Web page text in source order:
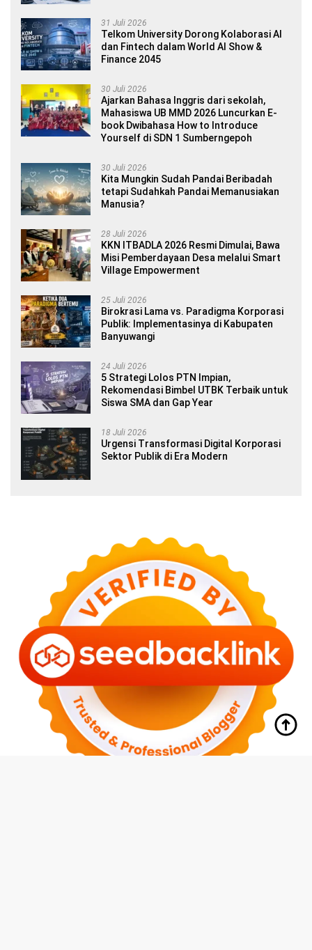
31 Juli 2026
Telkom University Dorong Kolaborasi AI
dan Fintech dalam World AI Show &
Finance 2045
30 Juli 2026
Ajarkan Bahasa Inggris dari sekolah,
Mahasiswa UB MMD 2026 Luncurkan E-
book Dwibahasa How to Introduce
Yourself di SDN 1 Sumberngepoh
30 Juli 2026
Kita Mungkin Sudah Pandai Beribadah
tetapi Sudahkah Pandai Memanusiakan
Manusia?
28 Juli 2026
KKN ITBADLA 2026 Resmi Dimulai, Bawa
Misi Pemberdayaan Desa melalui Smart
Village Empowerment
25 Juli 2026
Birokrasi Lama vs. Paradigma Korporasi
Publik: Implementasinya di Kabupaten
Banyuwangi
24 Juli 2026
5 Strategi Lolos PTN Impian,
Rekomendasi Bimbel UTBK Terbaik untuk
Siswa SMA dan Gap Year
18 Juli 2026
Urgensi Transformasi Digital Korporasi
Sektor Publik di Era Modern